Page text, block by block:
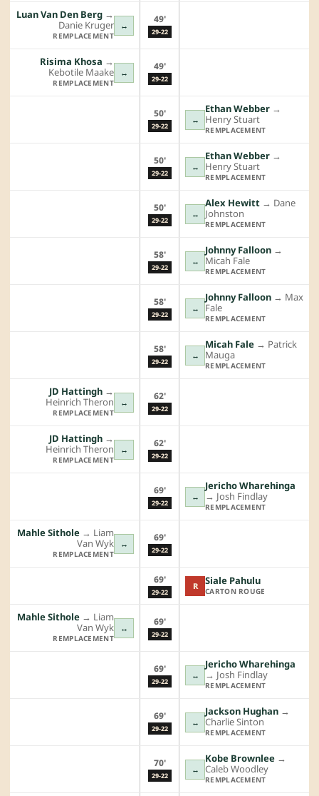
↔
Luan Van Den Berg →︎
Danie Kruger
REMPLACEMENT
49'
29-22
↔
Risima Khosa →︎
Kebotile Maake
REMPLACEMENT
49'
29-22
50'
29-22
↔
Ethan Webber →︎
Henry Stuart
REMPLACEMENT
50'
29-22
↔
Ethan Webber →︎
Henry Stuart
REMPLACEMENT
50'
29-22
↔
Alex Hewitt →︎ Dane
Johnston
REMPLACEMENT
58'
29-22
↔
Johnny Falloon →︎
Micah Fale
REMPLACEMENT
58'
29-22
↔
Johnny Falloon →︎ Max
Fale
REMPLACEMENT
58'
29-22
↔
Micah Fale →︎ Patrick
Mauga
REMPLACEMENT
↔
JD Hattingh →︎
Heinrich Theron
REMPLACEMENT
62'
29-22
↔
JD Hattingh →︎
Heinrich Theron
REMPLACEMENT
62'
29-22
69'
29-22
↔
Jericho Wharehinga
→︎ Josh Findlay
REMPLACEMENT
↔
Mahle Sithole →︎ Liam
Van Wyk
REMPLACEMENT
69'
29-22
69'
29-22
R Siale Pahulu
CARTON ROUGE
↔
Mahle Sithole →︎ Liam
Van Wyk
REMPLACEMENT
69'
29-22
69'
29-22
↔
Jericho Wharehinga
→︎ Josh Findlay
REMPLACEMENT
69'
29-22
↔
Jackson Hughan →︎
Charlie Sinton
REMPLACEMENT
70'
29-22
↔
Kobe Brownlee →︎
Caleb Woodley
REMPLACEMENT